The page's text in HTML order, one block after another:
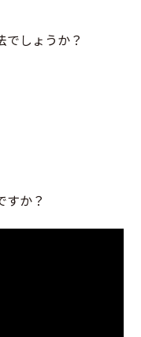
でしょうか？
すか？